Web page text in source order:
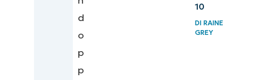
d
o
p
p
10
DIRAINE
GREY